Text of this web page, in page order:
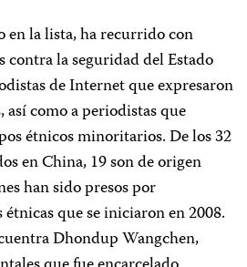
en la lista, ha recurrido con
contra la seguridad del Estado
de Internet que expresaron
como a periodistas que
étnicos minoritarios. De los 32
en China, 19 son de origen
han sido presos por
que se iniciaron en 2008.
Dhondup Wangchen,